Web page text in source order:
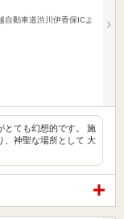
自動車道渋川伊香保ICよ
とても幻想的です。 施
、神聖な場所として 大